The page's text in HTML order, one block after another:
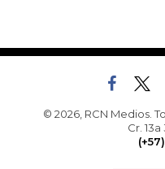
© 2026, RCN Medios.
Cr.